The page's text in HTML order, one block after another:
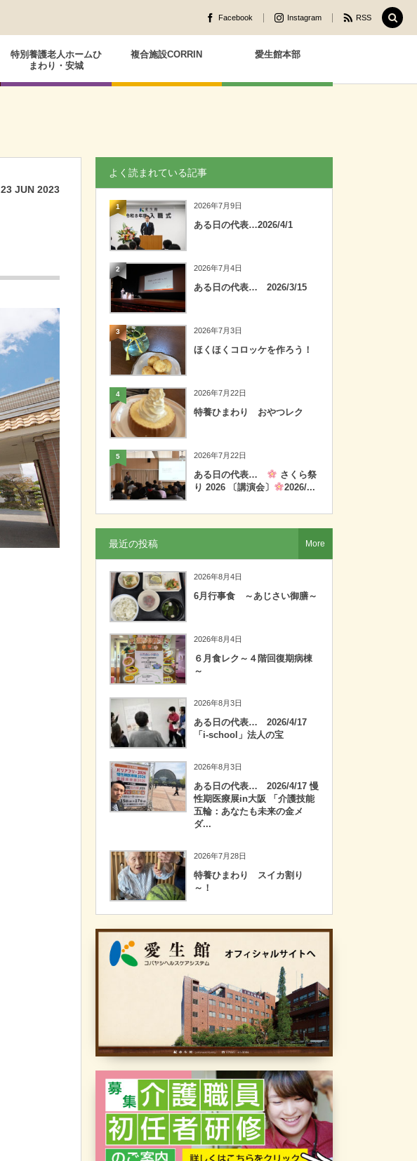
Facebook Instagram RSS
特別養護老人ホームひ
まわり・安城
複合施設CORRIN 愛生館本部
23 JUN 2023
よく読まれている記事
1 2026年7月9日
ある日の代表…2026/4/1
2 2026年7月4日
ある日の代表… 2026/3/15
3 2026年7月3日
ほくほくコロッケを作ろう！
4 2026年7月22日
特養ひまわり おやつレク
5 2026年7月22日
ある日の代表…
さくら祭
り 2026 〔講演会〕
2026/...
最近の投稿
2026年8月4日
6月行事食 ～あじさい御膳～
2026年8月4日
６月食レク～４階回復期病棟
～
2026年8月3日
ある日の代表… 2026/4/17
「i-school」法人の宝
2026年8月3日
ある日の代表… 2026/4/17 慢
性期医療展in大阪 「介護技能
五輪：あなたも未来の金メ
ダ...
2026年7月28日
特養ひまわり スイカ割り
～！
More